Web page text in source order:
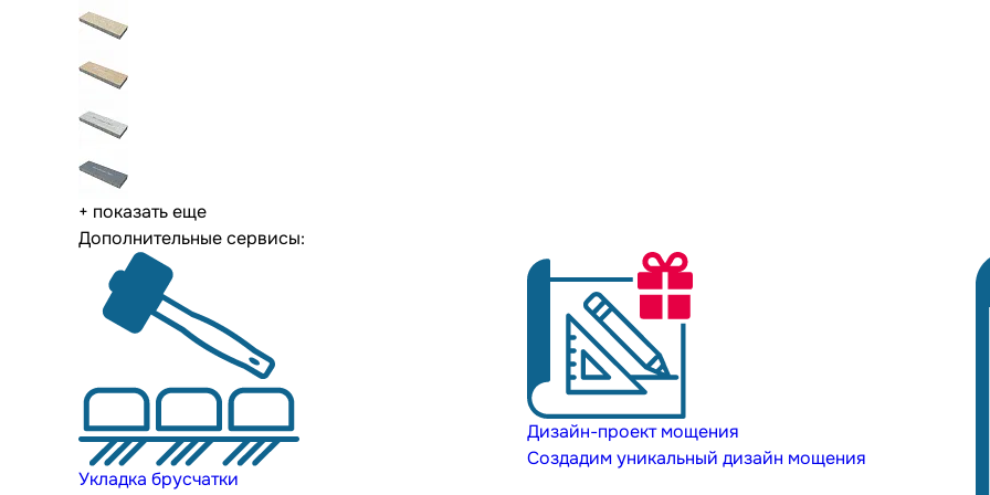
+ показать еще
Дополнительные сервисы:
Укладка брусчатки
Дизайн-проект мощения
Создадим уникальный дизайн мощения